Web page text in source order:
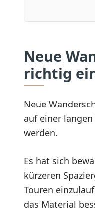
Neue
richtig
Neue
auf einer
werden.
Es hat sich
kürzeren
Touren
das Material